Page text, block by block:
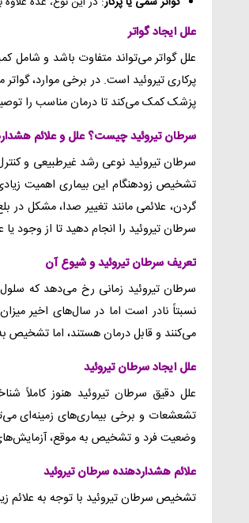
علل ایجاد گواتر
علل گواتر می‌تواند متفاوت باشد و شامل
پرکاری تیروئید است. در برخی موارد،
پزشک کمک می‌کند تا درمان مناسب را
سرطان تیروئید چیست؟ علل و علائم
سرطان تیروئید نوعی رشد غیرطبیعی و
تشخیص زودهنگام این بیماری اهمیت زیادی
گردن، علائمی مانند تغییر صدا، مشکل
سرطان تیروئید را انجام دهید تا از وجود
تعریف سرطان تیروئید و شیوع آن
سرطان تیروئید زمانی رخ می‌دهد که
نسبتاً نادر است اما در سال‌های اخیر
می‌کنند و قابل درمان هستند، اما تشخیص
علل ایجاد سرطان تیروئید
علل دقیق سرطان تیروئید هنوز کاملاً
تشعشعات و برخی بیماری‌های زمینه‌ای
وضعیت فرد و تشخیص به موقع،
علائم هشداردهنده سرطان تیروئید
تشخیص سرطان تیروئید با توجه به علائم